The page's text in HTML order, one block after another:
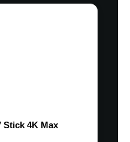
Stick 4K Max